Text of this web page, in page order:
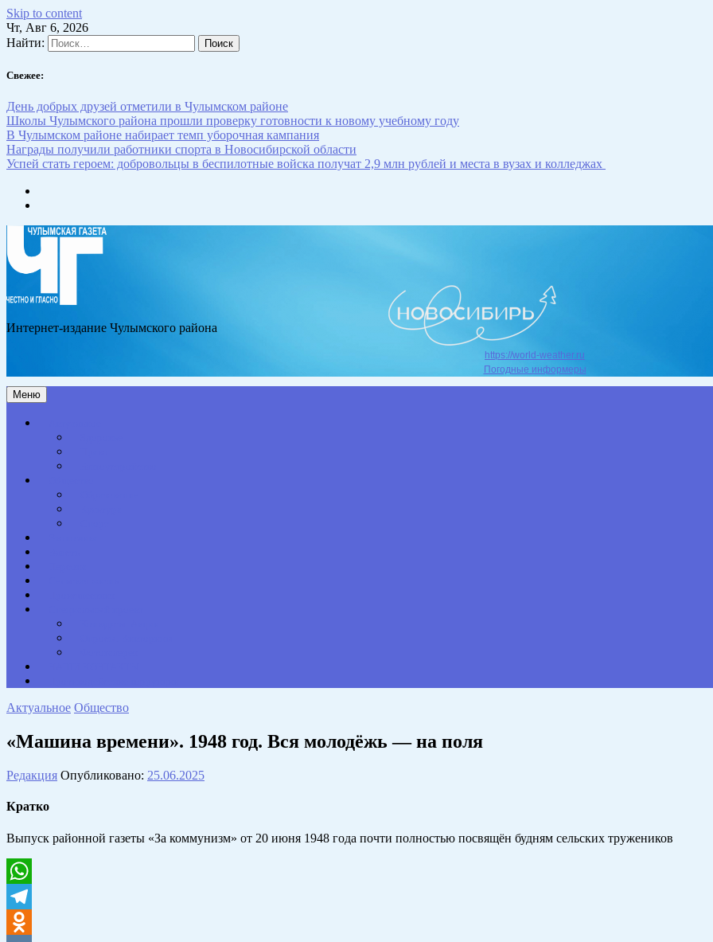
Skip to content
Чт, Авг 6, 2026
Найти:
Свежее:
День добрых друзей отметили в Чулымском районе
Школы Чулымского района прошли проверку готовности к новому учебному году
В Чулымском районе набирает темп уборочная кампания
Награды получили работники спорта в Новосибирской области
Успей стать героем: добровольцы в беспилотные войска получат 2,9 млн рублей и места в вузах и колледжах
Интернет-издание Чулымского района
https://world-weather.ru
Погодные информеры
Меню
Актуальное Общество
«Машина времени». 1948 год. Вся молодёжь — на поля
Редакция Опубликовано: 25.06.2025
Кратко
Выпуск районной газеты «За коммунизм» от 20 июня 1948 года почти полностью посвящён будням сельских тружеников
WhatsApp
Telegram